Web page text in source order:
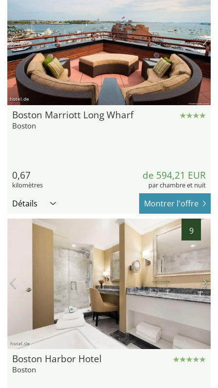
hotel.de
Boston Marriott Long Wharf
Boston
0,67
kilomètres
de 594,21 EUR
par chambre et nuit
Détails Montrer l'offre
9
hotel.de
Boston Harbor Hotel
Boston